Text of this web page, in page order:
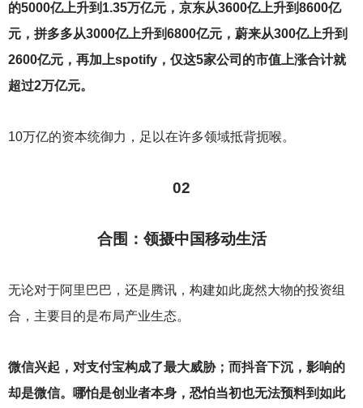
的5000亿上升到1.35万亿元，京东从3600亿上升到8600亿
元，拼多多从3000亿上升到6800亿元，蔚来从300亿上升到
2600亿元，再加上spotify，仅这5家公司的市值上涨合计就
超过2万亿元。
10万亿的资本统御力，足以在许多领域抵背扼喉。
02
合围：领摄中国移动生活
无论对于阿里巴巴，还是腾讯，构建如此庞然大物的投资组
合，主要目的是布局产业生态。
微信兴起，对支付宝构成了最大威胁；而抖音下沉，影响的
却是微信。哪怕是创业者本身，恐怕当初也无法预料到如此